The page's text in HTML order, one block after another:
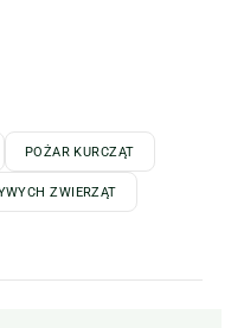
POŻAR KURCZĄT
ZWIERZĄT